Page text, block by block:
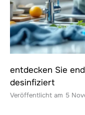
entdecken Sie
desinfiziert
5